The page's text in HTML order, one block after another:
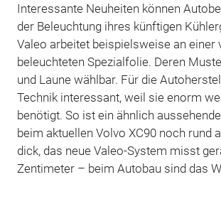
Interessante Neuheiten können
der Beleuchtung ihres künftigen
Valeo arbeitet beispielsweise an einer
beleuchteten Spezialfolie. Deren
und Laune wählbar. Für die
Technik interessant, weil sie enorm
benötigt. So ist ein ähnlich
beim aktuellen Volvo XC90 noch rund
dick, das neue Valeo-System misst
Zentimeter – beim Autobau sind das